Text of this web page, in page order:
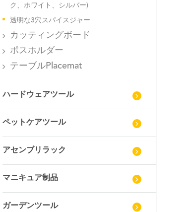
ク、ホワイト、シルバー)
透明な3穴スパイスジャー
カッティングボード
ポスホルダー
テーブルPlacemat
ハードウェアツール
ペットケアツール
アセンブリラック
マニキュア制品
ガーデンツール